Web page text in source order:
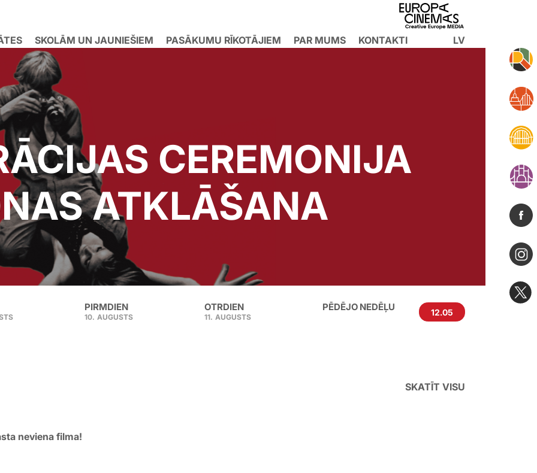
SKOLĀM UN JAUNIEŠIEM PASĀKUMU RĪKOTĀJIEM PAR MUMS KONTAKTI LV
CEREMONIJA
ATKLĀŠANA
PIRMDIEN
10. AUGUSTS
OTRDIEN
11. AUGUSTS
PĒDĒJO NEDĒĻU 12.05
SKATĪT VISU
neviena filma!